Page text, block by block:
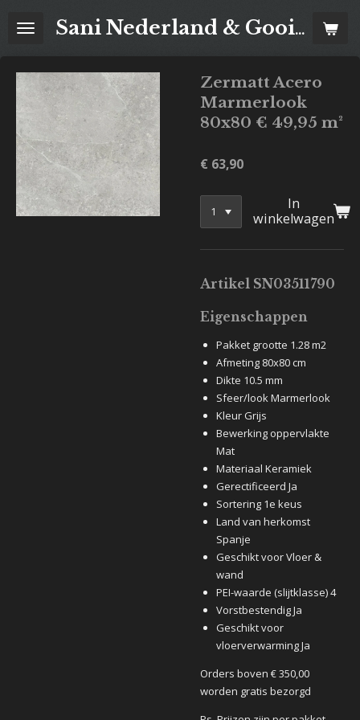
direct
hoofdinhoud
Sani Nederland & Goois Tegelhuis
Zermatt Acero
Marmerlook
80x80 € 49,95 m²
€ 63,90
In
winkelwagen
Artikel SN03511790
Eigenschappen
Pakket grootte 1.28 m2
Afmeting 80x80 cm
Dikte 10.5 mm
Sfeer/look Marmerlook
Kleur Grijs
Bewerking oppervlakte
Mat
Materiaal Keramiek
Gerectificeerd Ja
Sortering 1e keus
Land van herkomst
Spanje
Geschikt voor Vloer &
wand
PEI-waarde (slijtklasse) 4
Vorstbestendig Ja
Geschikt voor
vloerverwarming Ja
Orders boven € 350,00
worden gratis bezorgd